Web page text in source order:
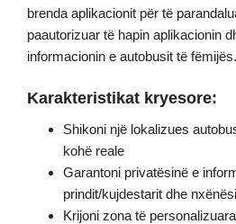
brenda aplikacionit për të
paautorizuar të hapin aplikacionin
informacionin e autobusit të fëmijës.
Karakteristikat kryesore:
​Shikoni një lokalizues
kohë reale
Garantoni privatësinë e
prindit/kujdestarit dhe
Krijoni zona të